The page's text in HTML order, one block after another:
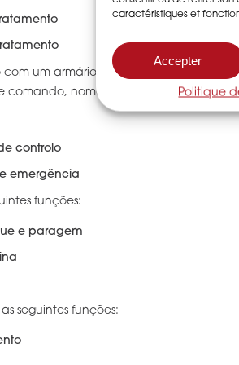
caractéristiques et
Accepter
Politique
um armário elétrico que agrupa os
comando, nomeadamente:
controlo
emergência
funções:
e paragem
seguintes funções: